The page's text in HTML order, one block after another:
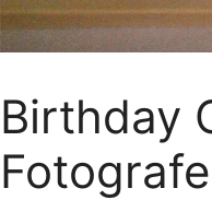
Birthday